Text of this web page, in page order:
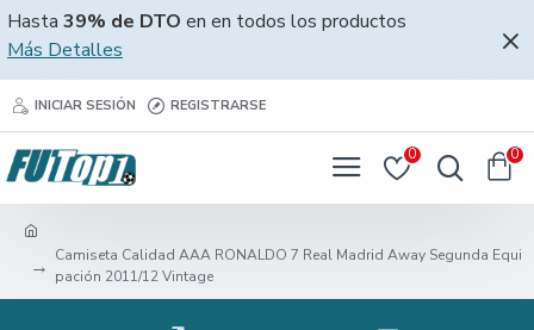
Hasta 39% de DTO en en todos los productos
Más Detalles
INICIAR SESIÓN REGISTRARSE
0 0
Camiseta Calidad AAA RONALDO 7 Real Madrid Away Segunda Equi
pación 2011/12 Vintage